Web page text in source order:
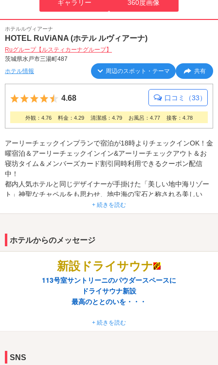
ギャラリー 360度画像
ホテルルヴィアーナ
HOTEL RuViANA (ホテル ルヴィアーナ)
Ruグループ【ルスティカーナグループ】
茨城県水戸市三湯町487
ホテル情報
周辺のスポット・テーマ 共有
5つ星のうち4.5
4.68 口コミ（33）
外観：4.76 料金：4.29 清潔感：4.79 お風呂：4.77 接客：4.78
アーリーチェックインプランで宿泊が18時よりチェックインOK！金
曜宿泊＆アーリーチェックインイン&アーリーチェックアウト＆お
寝坊タイム＆メンバーズカード割引同時利用できるクーポン配信
中！
都内人気ホテルと同じデザイナーが手掛けた「美しい地中海リゾー
ト」神聖なチャペルをも思わせ、地中海の宝石と称される美しい
島々をイメージし宝石のようなスペシャリティがテーマの全16室。
動画サービス対応75インチ4k液晶テレビやWi-Fiを始め、USBコンセ
の最高級感が全室で堪能できる。県内最強サイズの洗面ミラーやバ
スルームのテレビモニターも大型サイズ、各200種以上を誇る本格
最高のおもてなしにゲストは驚くだろう。国道50号に近い立地は大
洗やひたちなかへのデートにも◎アクセスには遠方の小山や宇都宮
や下館方面から、周辺の笠間・小美玉・友部、那珂・常陸大宮・城
+ 続きを読む
ホテルからのメッセージ
新設 ドライサウナ
113号室サントリーニのパウダースペースに
ドライサウナ新設
最高のととのいを・・・
2026年夏メニュー
+ 続きを読む
SNS